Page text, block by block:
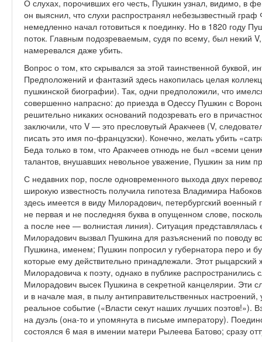
О слухах, порочивших его честь, Пушкин узнал, видимо, в
он выяснил, что слухи распространял небезызвестный
немедленно начал готовиться к поединку. Но в 1820 году
поток. Главным подозреваемым, судя по всему, был некий
намеревался даже убить.
Вопрос о том, кто скрывался за этой таинственной буквой,
Предположений и фантазий здесь накопилась целая
пушкинской биографии). Так, одни предположили, что
совершенно напрасно: до приезда в Одессу Пушкин с
решительно никаких оснований подозревать его в
заключили, что V — это пресловутый Аракчеев (V,
писать это имя по-французски). Конечно, желать убить
Беда только в том, что Аракчеев отнюдь не был «всеми
талантов, внушавших невольное уважение, Пушкин за ним
С недавних пор, после одновременного выхода двух
широкую известноcть получила гипотеза Владимира
здесь имеется в виду Милорадович, петербургский
не первая и не последняя буква в опущенном слове,
а после нее — волнистая линия). Ситуация представлялась
Милорадович вызвал Пушкина для разъяснений по поводу
Пушкина, именем; Пушкин попросил у губернатора перо и
которые ему действительно принадлежали. Этот рыцарский
Милорадовича к поэту, однако в публике
Милорадович высек Пушкина в секретной канцелярии. Эти
и в начале мая, в пылу антиправительственных
реальное событие («Власти секут наших лучших
на дуэль (она-то и упомянута в письме императору).
состоялся 6 мая в имении матери Рылеева Батово; сразу